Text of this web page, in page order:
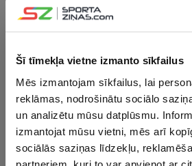
Šī tīmekļa vietne izmanto sīkfailus
Mēs izmantojam sīkfailus, lai
reklāmas, nodrošinātu sociālo
un analizētu mūsu datplūsmu.
izmantojat mūsu vietni, mēs arī
sociālās saziņas līdzekļu,
JAUNĀKĀS ZIŅAS
Šodien 12:43
“Rīgas Zeļļi” pirmssezonā arī aizvadīs